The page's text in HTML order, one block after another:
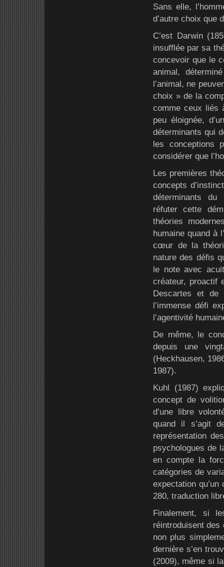
Sans elle,
d’autre choix que
C’est Darwin
insufflée par sa
concevoir que le
animal,
l’animal, ne
choix » de la
comme ceux liés
peu éloignée,
déterminants qui
les conceptions
considérer que
Les premières
concepts
déterminants du
réfuter cette
théories
humaine quand à
cœur de la
nature des défis
le note avec
créateur, proactif
Descartes et de
l’immense défi
l’agentivité
De même, le
depuis une
(Heckhausen,
1987).
Kuhl (1987)
concept de
d’une libre
quand il s’agit
représentation
psychologues de
en compte la
catégories de
expectation
280, traduction
Finalement, si
réintroduisent des
non plus
dernière s’en
(2009), même si